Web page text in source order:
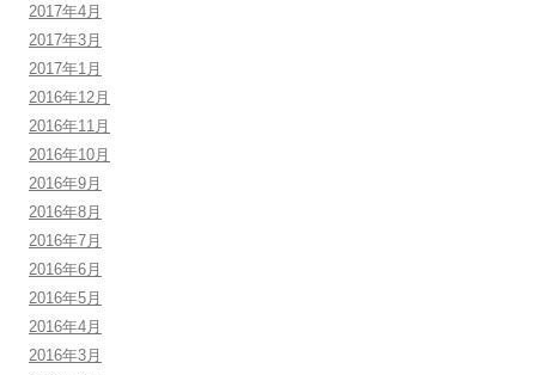
2017年4月
2017年3月
2017年1月
2016年12月
2016年11月
2016年10月
2016年9月
2016年8月
2016年7月
2016年6月
2016年5月
2016年4月
2016年3月